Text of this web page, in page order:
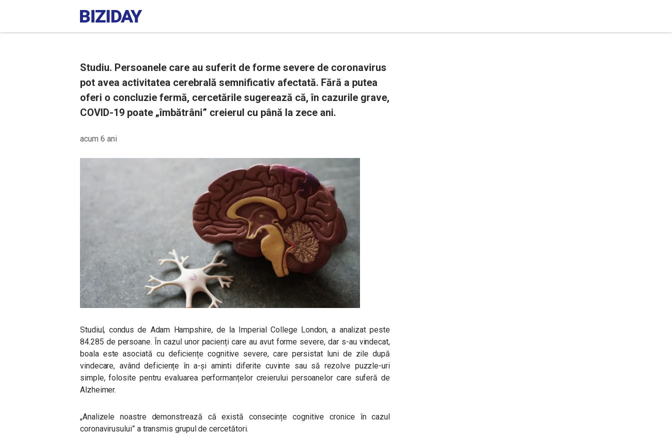
Studiu. Persoanele care au suferit de forme severe de coronavirus
pot avea activitatea cerebrală semnificativ afectată. Fără a putea
oferi o concluzie fermă, cercetările sugerează că, în cazurile grave,
COVID-19 poate „îmbătrâni” creierul cu până la zece ani.
acum 6 ani
Studiul, condus de Adam Hampshire, de la Imperial College London, a analizat peste
84.285 de persoane. În cazul unor pacienți care au avut forme severe, dar s-au vindecat,
boala este asociată cu deficiențe cognitive severe, care persistat luni de zile după
vindecare, având deficiențe în a-și aminti diferite cuvinte sau să rezolve puzzle-uri
simple, folosite pentru evaluarea performanțelor creierului persoanelor care suferă de
Alzheimer.
„Analizele noastre demonstrează că există consecințe cognitive cronice în cazul
coronavirusului”a transmis grupul de cercetători.